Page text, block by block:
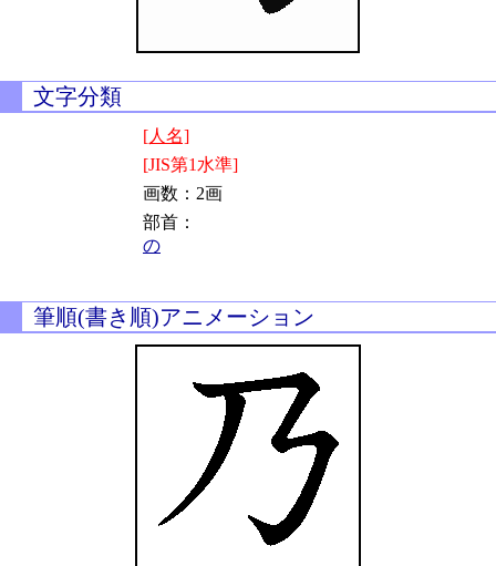
文字分類
[人名]
[JIS第1水準]
画数：2画
部首：
の
筆順(書き順)アニメーション